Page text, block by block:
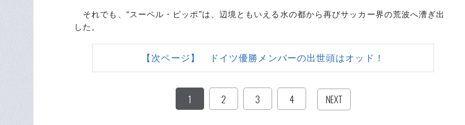
それでも、“スーペル・ピッポ”は、辺境ともいえる水の都から再びサッカー界の荒波へ漕ぎ出
した。
【次ページ】 ドイツ優勝メンバーの出世頭はオッド！
1 2 3 4 NEXT